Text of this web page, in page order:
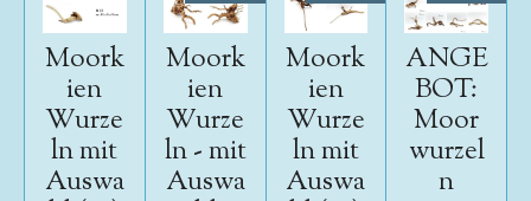
Moork
ien
Wurze
ln mit
Auswa
Moork
ien
Wurze
ln - mit
Auswa
Moork
ien
Wurze
ln mit
Auswa
ANGE
BOT:
Moor
wurzel
n